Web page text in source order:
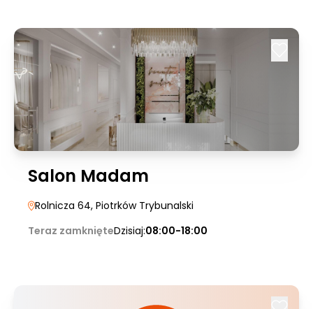
Salon Madam
Rolnicza 64, Piotrków Trybunalski
Teraz zamknięteDzisiaj:08:00-18:00